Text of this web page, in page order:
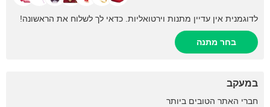
לדוגמנית אין עדיין מתנות וירטואליות. כדאי לך לשלוח את הראשונה!
בחר מתנה
במעקב
חברי האתר הטובים ביותר
+37